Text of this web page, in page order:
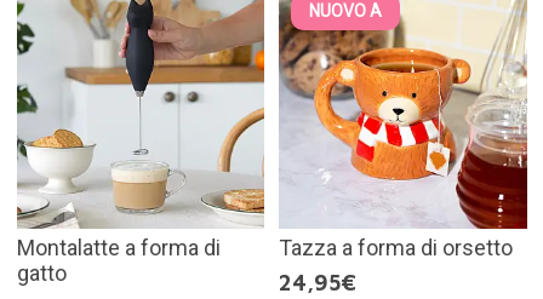
Montalatte a forma di
gatto
NUOVO A
Tazza a forma di orsetto
24,95€